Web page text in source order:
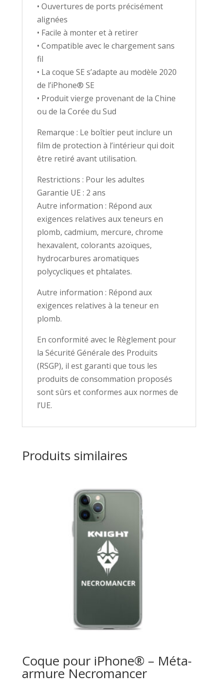
• Ouvertures de ports précisément
alignées
• Facile à monter et à retirer
• Compatible avec le chargement sans
fil
• La coque SE s’adapte au modèle 2020
de l’iPhone® SE
• Produit vierge provenant de la Chine
ou de la Corée du Sud
Remarque : Le boîtier peut inclure un
film de protection à l’intérieur qui doit
être retiré avant utilisation.
Restrictions : Pour les adultes
Garantie UE : 2 ans
Autre information : Répond aux
exigences relatives aux teneurs en
plomb, cadmium, mercure, chrome
hexavalent, colorants azoïques,
hydrocarbures aromatiques
polycycliques et phtalates.
Autre information : Répond aux
exigences relatives à la teneur en
plomb.
En conformité avec le Règlement pour
la Sécurité Générale des Produits
(RSGP), il est garanti que tous les
produits de consommation proposés
sont sûrs et conformes aux normes de
l’UE.
Produits similaires
Coque pour iPhone® – Méta-
armure Necromancer